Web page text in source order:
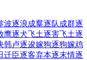
波逐浪成羣逐队 成群逐
鹰逐犬飞土逐害飞土逐
韩卢逐逡嫁狗逐狗嫁鸡
迁臣逐客弃本逐末情逐